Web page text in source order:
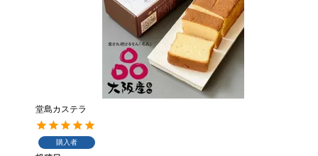
堂島カステラ
購入者